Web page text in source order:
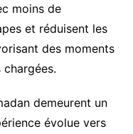
moins de
et réduisent les
des moments
demeurent un
évolue vers